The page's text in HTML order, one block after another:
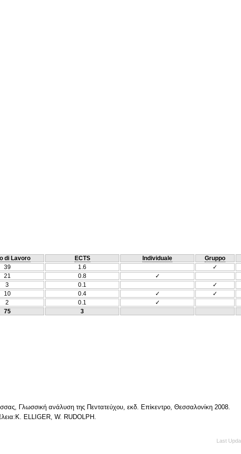
di Lavoro ECTS Individuale Gruppo
39 1.6 ✓
21 0.8 ✓
3 0.1 ✓
10 0.4 ✓ ✓
2 0.1 ✓
75 3
Γλωσσική ανάλυση της Πεντατεύχου, εκδ. Επίκεντρο, Θεσσαλονίκη 2008.
ELLIGER, W. RUDOLPH.
Last